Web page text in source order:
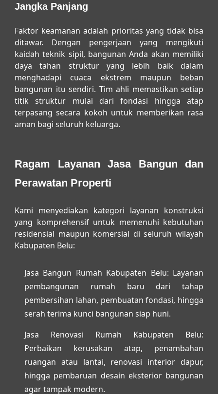
Jangka Panjang
Faktor keamanan adalah prioritas yang tidak bisa
ditawar. Dengan pengerjaan yang mengikuti
kaidah teknik sipil, bangunan Anda akan memiliki
daya tahan struktur yang lebih baik dalam
menghadapi cuaca ekstrem maupun beban
bangunan itu sendiri. Tim ahli memastikan setiap
titik struktur mulai dari fondasi hingga atap
terpasang secara kokoh untuk memberikan rasa
aman bagi seluruh keluarga.
Ragam Layanan Jasa Bangun dan
Perawatan Properti
Kami menyediakan kategori layanan konstruksi
yang komprehensif untuk memenuhi kebutuhan
residensial maupun komersial di seluruh wilayah
Kabupaten Belu:
Jasa Bangun Rumah Kabupaten Belu: Layanan
pembangunan rumah baru dari tahap
pembersihan lahan, pembuatan fondasi, hingga
serah terima kunci bangunan siap huni.
Jasa Renovasi Rumah Kabupaten Belu:
Perbaikan kerusakan atap, penambahan
ruangan atau lantai, renovasi interior dapur,
hingga pembaruan desain eksterior bangunan
agar tampak modern.